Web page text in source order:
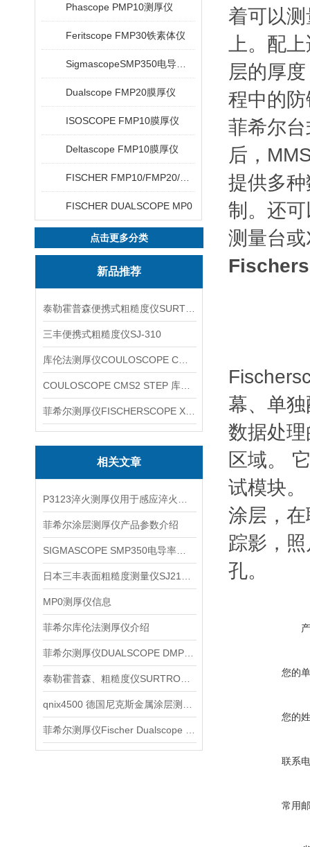
Phascope PMP10测厚仪
Feritscope FMP30铁素体仪
Dualscope FMP20膜厚仪
ISOSCOPE FMP10膜厚仪
Deltascope FMP10膜厚仪
FISCHER DUALSCOPE MP0
点击更多分类
新品推荐
三丰便携式粗糙度仪SJ-310
相关文章
菲希尔涂层测厚仪产品参数介绍
MP0测厚仪信息
菲希尔库伦法测厚仪介绍
着可以
上。配
层的厚
程中的
菲希尔
后，
提供多
制。还
测量台
幕、单
数据处
区域。
试模块
涂层，
踪影，
孔。
您的
您的
联系
常用